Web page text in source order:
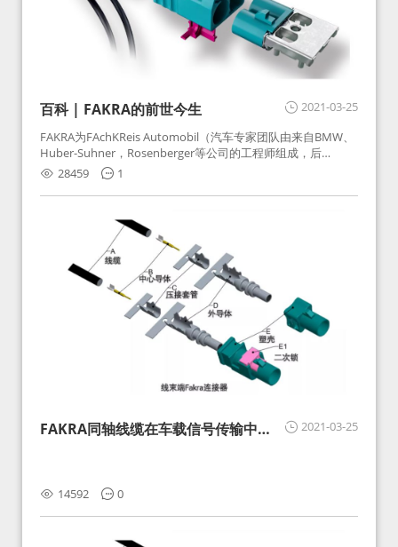
2021-03-25
百科 | FAKRA的前世今生
FAKRA为FAchKReis Automobil（汽车专家团队由来自BMW、
Huber-Suhner，Rosenberger等公司的工程师组成，后
Huber-Suhner相关连接器业务及技术在2010年并入
Rosenberger）缩写。起初为BMW需求用于车载收音机天线连
接，如今FAKRA已成为汽车行业通用标准的射频连接器，被业
28459 1
2021-03-25
FAKRA同轴线缆在车载信号传输中的
14592 0